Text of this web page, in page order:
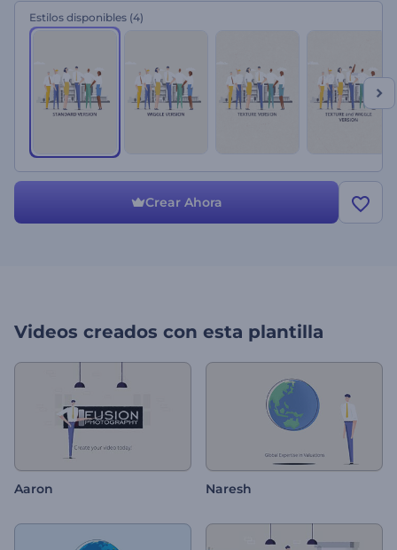
admite sus propios videos e imágenes. ¡Pruebe el mejor video
Estilos disponibles (4)
Crear Ahora
Videos creados con esta plantilla
Aaron Naresh